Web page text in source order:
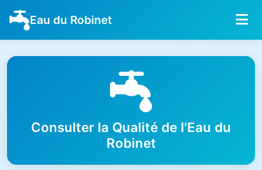
Eau du Robinet
Consulter la Qualité de l'Eau du
Robinet